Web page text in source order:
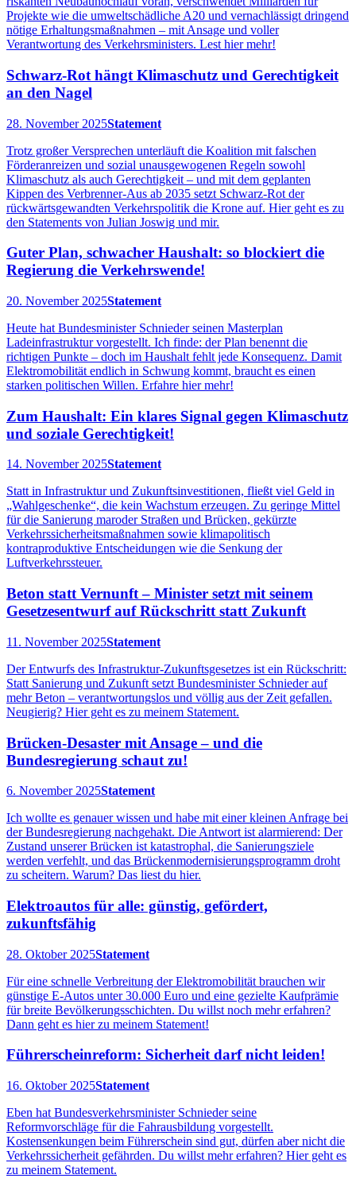
Projekte wie die umweltschädliche A20 und vernachlässigt dringend
nötige Erhaltungsmaßnahmen – mit Ansage und voller
Verantwortung des Verkehrsministers. Lest hier mehr!
Schwarz-Rot hängt Klimaschutz und Gerechtigkeit
an den Nagel
28. November 2025Statement
Trotz großer Versprechen unterläuft die Koalition mit falschen
Förderanreizen und sozial unausgewogenen Regeln sowohl
Klimaschutz als auch Gerechtigkeit – und mit dem geplanten
Kippen des Verbrenner-Aus ab 2035 setzt Schwarz-Rot der
rückwärtsgewandten Verkehrspolitik die Krone auf. Hier geht es zu
den Statements von Julian Joswig und mir.
Guter Plan, schwacher Haushalt: so blockiert die
Regierung die Verkehrswende!
20. November 2025Statement
Heute hat Bundesminister Schnieder seinen Masterplan
Ladeinfrastruktur vorgestellt. Ich finde: der Plan benennt die
richtigen Punkte – doch im Haushalt fehlt jede Konsequenz. Damit
Elektromobilität endlich in Schwung kommt, braucht es einen
starken politischen Willen. Erfahre hier mehr!
Zum Haushalt: Ein klares Signal gegen Klimaschutz
und soziale Gerechtigkeit!
14. November 2025Statement
Statt in Infrastruktur und Zukunftsinvestitionen, fließt viel Geld in
„Wahlgeschenke“, die kein Wachstum erzeugen. Zu geringe Mittel
für die Sanierung maroder Straßen und Brücken, gekürzte
Verkehrssicherheitsmaßnahmen sowie klimapolitisch
kontraproduktive Entscheidungen wie die Senkung der
Luftverkehrssteuer.
Beton statt Vernunft – Minister setzt mit seinem
Gesetzesentwurf auf Rückschritt statt Zukunft
11. November 2025Statement
Der Entwurfs des Infrastruktur-Zukunftsgesetzes ist ein Rückschritt:
Statt Sanierung und Zukunft setzt Bundesminister Schnieder auf
mehr Beton – verantwortungslos und völlig aus der Zeit gefallen.
Neugierig? Hier geht es zu meinem Statement.
Brücken-Desaster mit Ansage – und die
Bundesregierung schaut zu!
6. November 2025Statement
Ich wollte es genauer wissen und habe mit einer kleinen Anfrage bei
der Bundesregierung nachgehakt. Die Antwort ist alarmierend: Der
Zustand unserer Brücken ist katastrophal, die Sanierungsziele
werden verfehlt, und das Brückenmodernisierungsprogramm droht
zu scheitern. Warum? Das liest du hier.
Elektroautos für alle: günstig, gefördert,
zukunftsfähig
28. Oktober 2025Statement
Für eine schnelle Verbreitung der Elektromobilität brauchen wir
günstige E-Autos unter 30.000 Euro und eine gezielte Kaufprämie
für breite Bevölkerungsschichten. Du willst noch mehr erfahren?
Dann geht es hier zu meinem Statement!
Führerscheinreform: Sicherheit darf nicht leiden!
16. Oktober 2025Statement
Eben hat Bundesverkehrsminister Schnieder seine
Reformvorschläge für die Fahrausbildung vorgestellt.
Kostensenkungen beim Führerschein sind gut, dürfen aber nicht die
Verkehrssicherheit gefährden. Du willst mehr erfahren? Hier geht es
zu meinem Statement.